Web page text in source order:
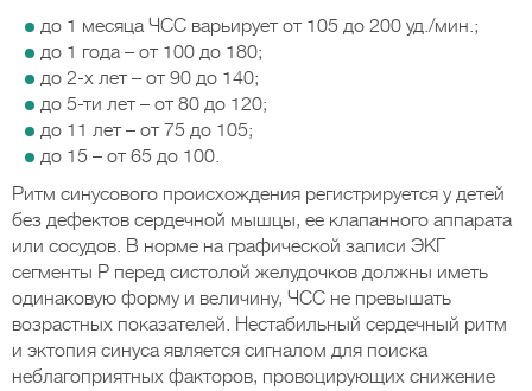
до 1 месяца ЧСС варьирует от 105 до 200 уд./мин.;
до 1 года – от 100 до 180;
до 2-х лет – от 90 до 140;
до 5-ти лет – от 80 до 120;
до 11 лет – от 75 до 105;
до 15 – от 65 до 100.
Ритм синусового происхождения регистрируется у детей
без дефектов сердечной мышцы, ее клапанного аппарата
или сосудов. В норме на графической записи ЭКГ
сегменты Р перед систолой желудочков должны иметь
одинаковую форму и величину, ЧСС не превышать
возрастных показателей. Нестабильный сердечный ритм
и эктопия синуса является сигналом для поиска
неблагоприятных факторов, провоцирующих снижение